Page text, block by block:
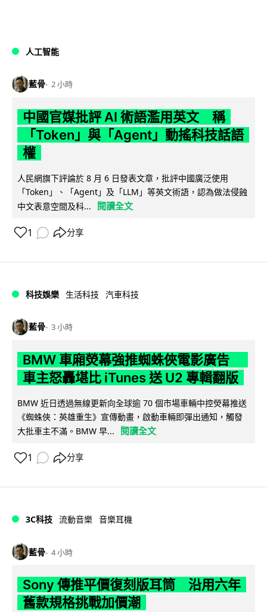
人工智能
藍骨 2 小時
中國官媒批評 AI 術語濫用英文 稱
「Token」與「Agent」動搖科技話語
權
人民網旗下評論於 8 月 6 日發表文章，批評中國廣泛使用
「Token」、「Agent」及「LLM」等英文術語，認為做法侵蝕
中文表意空間及科...
閱讀全文
1 分享
科技娛樂 生活科技 汽車科技
藍骨 3 小時
BMW 車廂熒幕強推蜘蛛俠電影廣告
車主怒轟堪比 iTunes 送 U2 專輯翻版
BMW 近日透過無線更新向全球逾 70 個市場車輛中控熒幕推送
《蜘蛛俠：英雄重生》宣傳動畫，啟動車輛即彈出通知，觸發
大批車主不滿。BMW 早...
閱讀全文
1 分享
3C科技 流動音樂 音樂耳機
藍骨 4 小時
Sony 傳推平價復刻版耳筒 沿用六年
舊款規格挑戰加價潮